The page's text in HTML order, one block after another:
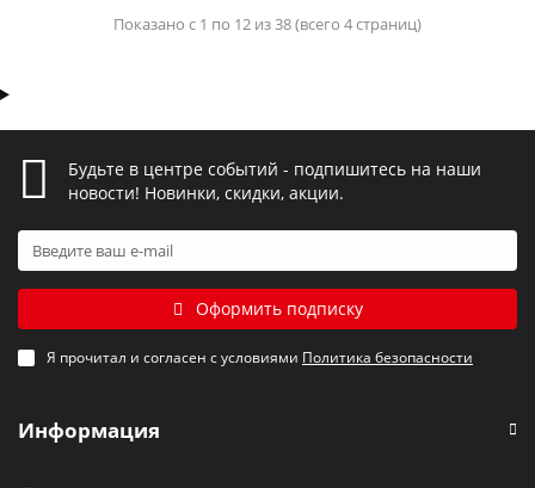
Показано с 1 по 12 из 38 (всего 4 страниц)
Будьте в центре событий - подпишитесь на наши
новости! Новинки, скидки, акции.
Оформить подписку
Я прочитал и согласен с условиями Политика безопасности
Информация